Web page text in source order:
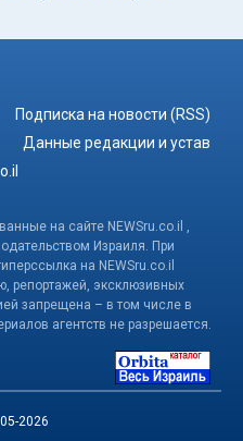
Подписка на новости (RSS)
Данные редакции и устав
на сайте NEWSru.co.il ,
Израиля. При
на NEWSru.co.il
репортажей, эксклюзивных
запрещена – в том числе в
агентств не разрешается.
2026